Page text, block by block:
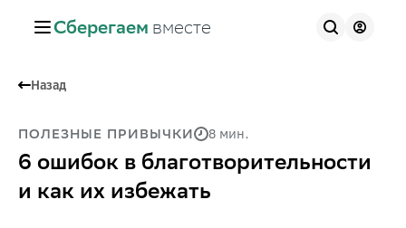
Сберегаем вместе
Назад
ПОЛЕЗНЫЕ ПРИВЫЧКИ 8 мин.
6 ошибок в благотворительности
и как их избежать